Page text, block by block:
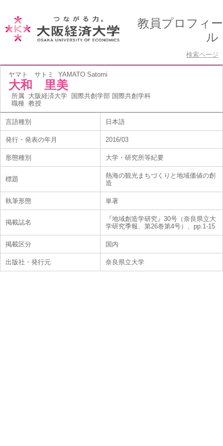
教員プロフィー
ル
検索ページ
ヤマト サトミ YAMATO Satomi
大和 里美
所属 大阪経済大学 国際共創学部 国際共創学科
職種 教授
言語種別 日本語
発行・発表の年月 2016/03
形態種別 大学・研究所等紀要
標題
熱海の観光まちづくりと地域価値の創
造
執筆形態 単著
掲載誌名
『地域創造学研究』30号（奈良県立大
学研究季報、第26巻第4号）、pp.1-15
掲載区分 国内
出版社・発行元 奈良県立大学